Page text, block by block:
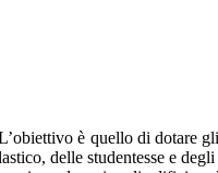
è quello di dotare
delle studentesse e